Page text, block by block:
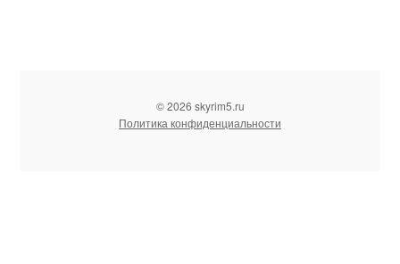
© 2026 skyrim5.ru
Политика конфиденциальности